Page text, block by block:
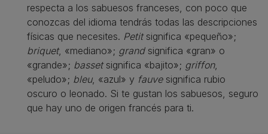
respecta a los sabuesos franceses, con poco que
conozcas del idioma tendrás todas las descripciones
físicas que necesites. Petit significa «pequeño»;
briquet, «mediano»; grand significa «gran» o
«grande»; basset significa «bajito»; griffon,
«peludo»; bleu, «azul» y fauve significa rubio
oscuro o leonado. Si te gustan los sabuesos, seguro
que hay uno de origen francés para ti.